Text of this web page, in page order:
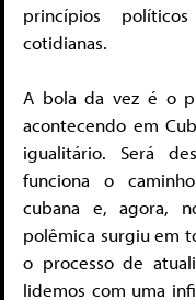
princípios
cotidianas.
A bola da vez é o
acontecendo em
igualitário. Será
funciona o
cubana e, agora,
polêmica surgiu em
o processo de
lidemos com uma